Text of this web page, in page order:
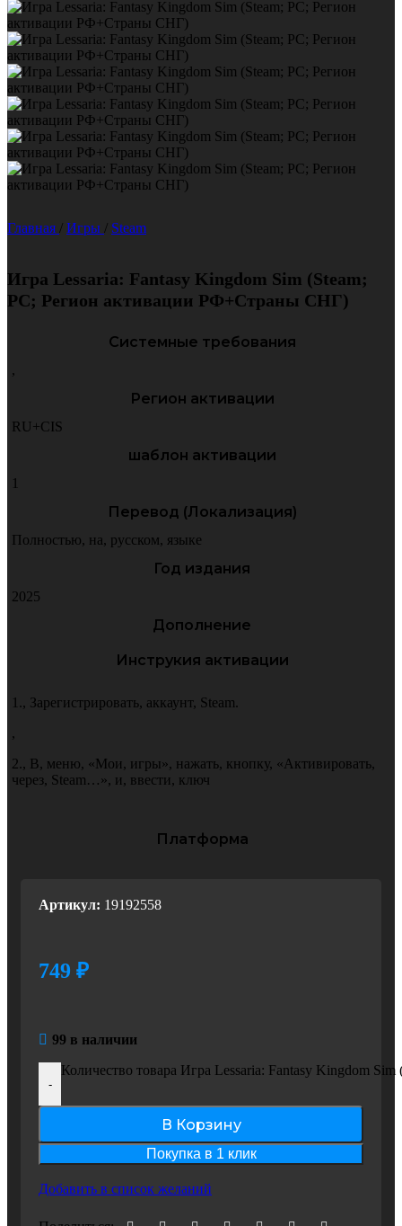
Главная / Игры / Steam
Игра Lessaria: Fantasy Kingdom Sim (Steam;
PC; Регион активации РФ+Страны СНГ)
Системные требования
,
Регион активации
RU+CIS
шаблон активации
1
Перевод (Локализация)
Полностью, на, русском, языке
Год издания
2025
Дополнение
Инструкия активации
1., Зарегистрировать, аккаунт, Steam.
,
2., В, меню, «Мои, игры», нажать, кнопку, «Активировать,
через, Steam…», и, ввести, ключ
Платформа
Артикул: 19192558
749 ₽
99 в наличии
-
Количество товара Игра Lessaria: Fantasy Kingdom
В Корзину
Покупка в 1 клик
Добавить в список желаний